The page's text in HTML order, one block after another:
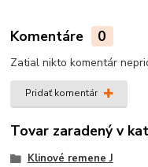
Komentáre 0
Zatial nikto komentár
Pridať komentár
Tovar zaradený v
Klinové remene J